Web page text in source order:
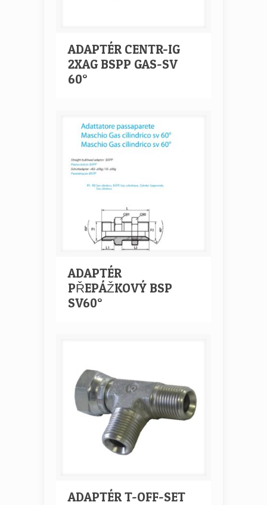
ADAPTÉR CENTR-IG
2XAG BSPP GAS-SV
60°
ADAPTÉR
PŘEPÁŽKOVÝ BSP
SV60°
ADAPTÉR T-OFF-SET